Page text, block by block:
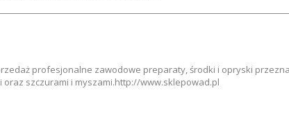
profesjonalne zawodowe preparaty, środki i opryski
oraz szczurami i myszami.http://www.sklepowad.pl